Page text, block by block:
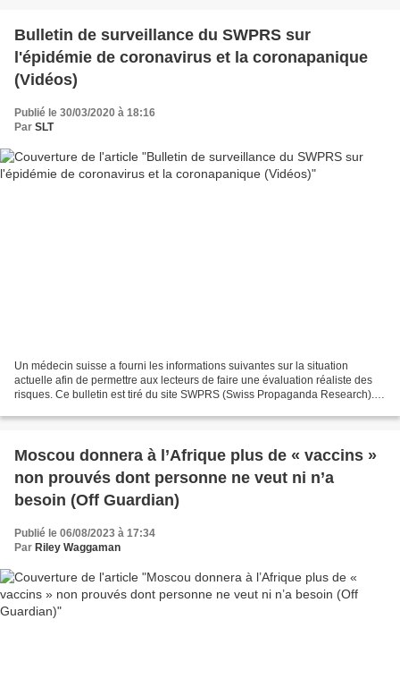
Bulletin de surveillance du SWPRS sur
l'épidémie de coronavirus et la coronapanique
(Vidéos)
Publié le 30/03/2020 à 18:16
Par SLT
Un médecin suisse a fourni les informations suivantes sur la situation
actuelle afin de permettre aux lecteurs de faire une évaluation réaliste des
risques. Ce bulletin est tiré du site SWPRS (Swiss Propaganda Research).
Moscou donnera à l’Afrique plus de « vaccins »
non prouvés dont personne ne veut ni n’a
besoin (Off Guardian)
Publié le 06/08/2023 à 17:34
Par Riley Waggaman